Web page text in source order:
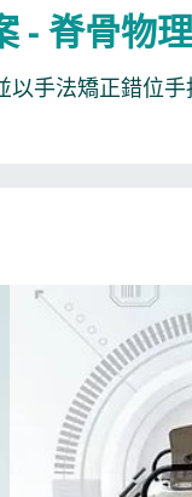
- 脊骨物
手法矯正錯位